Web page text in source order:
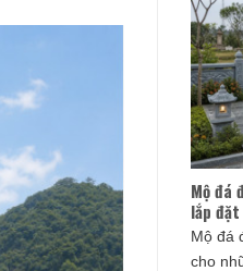
Mộ đá
lắp đặt
Mộ đá
cho